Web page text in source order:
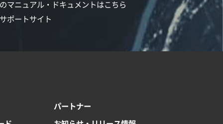
マニュアル・ドキュメントはこちら
ポートサイト
パートナー